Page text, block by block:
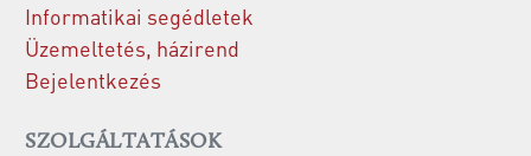
Informatikai segédletek
Üzemeltetés, házirend
Bejelentkezés
SZOLGÁLTATÁSOK